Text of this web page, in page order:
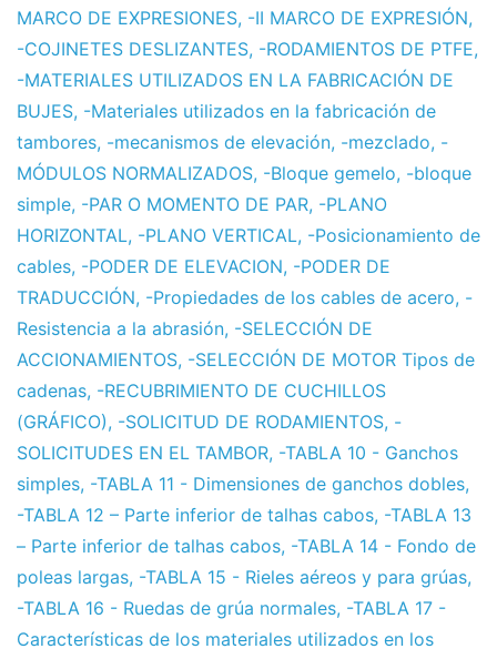
MARCO DE EXPRESIONES, -II MARCO DE EXPRESIÓN,
-COJINETES DESLIZANTES, -RODAMIENTOS DE PTFE,
-MATERIALES UTILIZADOS EN LA FABRICACIÓN DE
BUJES, -Materiales utilizados en la fabricación de
tambores, -mecanismos de elevación, -mezclado, -
MÓDULOS NORMALIZADOS, -Bloque gemelo, -bloque
simple, -PAR O MOMENTO DE PAR, -PLANO
HORIZONTAL, -PLANO VERTICAL, -Posicionamiento de
cables, -PODER DE ELEVACION, -PODER DE
TRADUCCIÓN, -Propiedades de los cables de acero, -
Resistencia a la abrasión, -SELECCIÓN DE
ACCIONAMIENTOS, -SELECCIÓN DE MOTOR Tipos de
cadenas, -RECUBRIMIENTO DE CUCHILLOS
(GRÁFICO), -SOLICITUD DE RODAMIENTOS, -
SOLICITUDES EN EL TAMBOR, -TABLA 10 - Ganchos
simples, -TABLA 11 - Dimensiones de ganchos dobles,
-TABLA 12 – Parte inferior de talhas cabos, -TABLA 13
– Parte inferior de talhas cabos, -TABLA 14 - Fondo de
poleas largas, -TABLA 15 - Rieles aéreos y para grúas,
-TABLA 16 - Ruedas de grúa normales, -TABLA 17 -
Características de los materiales utilizados en los